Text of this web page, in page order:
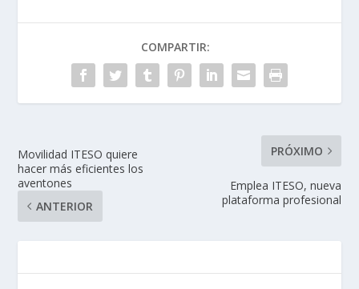
COMPARTIR:
Movilidad ITESO quiere
hacer más eficientes los
aventones
ANTERIOR
PRÓXIMO
Emplea ITESO, nueva
plataforma profesional